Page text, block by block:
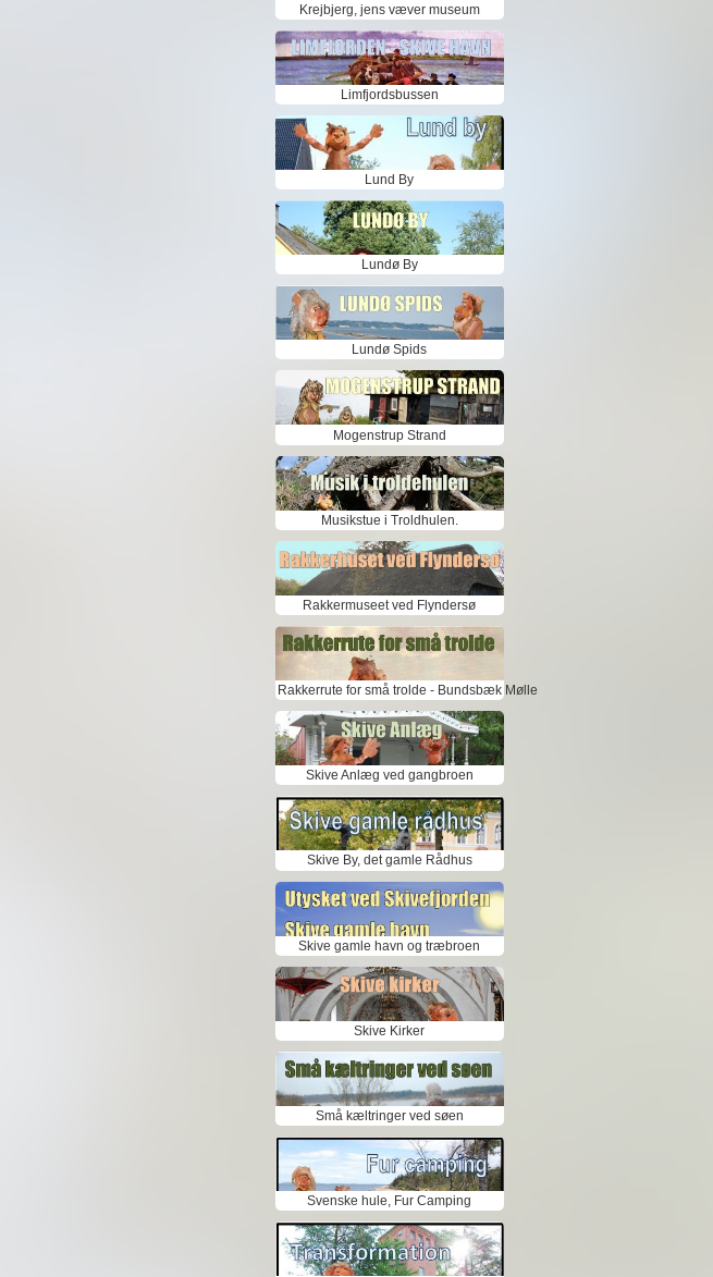
Krejbjerg, jens væver museum
Limfjordsbussen
Lund By
Lundø By
Lundø Spids
Mogenstrup Strand
Musikstue i Troldhulen.
Rakkermuseet ved Flyndersø
Rakkerrute for små trolde - Bundsbæk Mølle
Skive Anlæg ved gangbroen
Skive By, det gamle Rådhus
Skive gamle havn og træbroen
Skive Kirker
Små kæltringer ved søen
Svenske hule, Fur Camping